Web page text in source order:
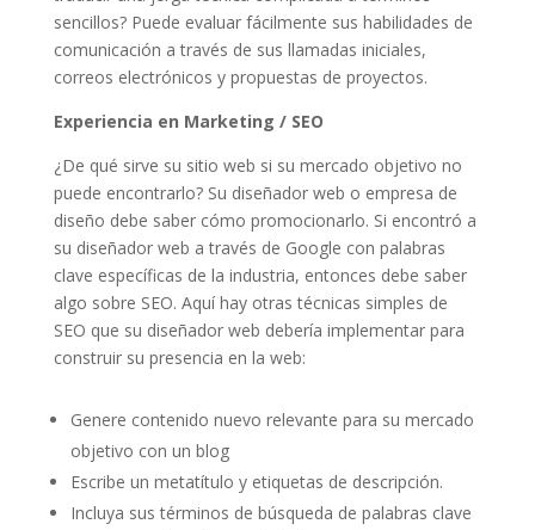
sencillos? Puede evaluar fácilmente sus habilidades de
comunicación a través de sus llamadas iniciales,
correos electrónicos y propuestas de proyectos.
Experiencia en Marketing / SEO
¿De qué sirve su sitio web si su mercado objetivo no
puede encontrarlo? Su diseñador web o empresa de
diseño debe saber cómo promocionarlo. Si encontró a
su diseñador web a través de Google con palabras
clave específicas de la industria, entonces debe saber
algo sobre SEO. Aquí hay otras técnicas simples de
SEO que su diseñador web debería implementar para
construir su presencia en la web:
Genere contenido nuevo relevante para su mercado
objetivo con un blog
Escribe un metatítulo y etiquetas de descripción.
Incluya sus términos de búsqueda de palabras clave